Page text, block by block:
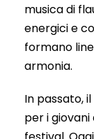
musica di
energici e
formano
armonia.
In passato,
per i